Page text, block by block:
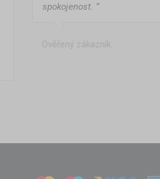
spokojenost. ”
Ověřený zákazník